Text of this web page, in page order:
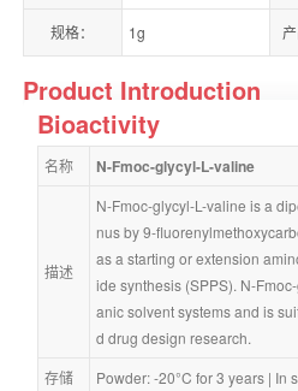
规格： 1g
Product Introduction
Bioactivity
名称 N-Fmoc-glycyl-L-valine
描述
N-Fmoc-glycyl-L-valine is a
nus by 9-
as a starting or extension
ide synthesis (SPPS). N-
anic solvent systems and is
d drug design research.
存储
Powder: -20°C for 3 years | In